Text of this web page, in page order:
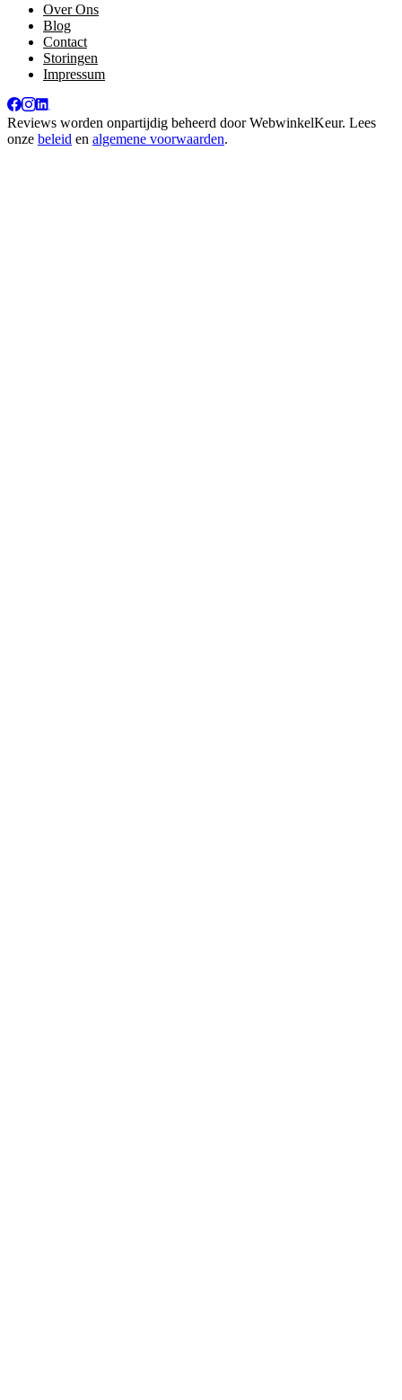
Over Ons
Blog
Contact
Storingen
Impressum
Reviews worden onpartijdig beheerd doorWebwinkelKeur. Lees
onze beleid en algemene voorwaarden.